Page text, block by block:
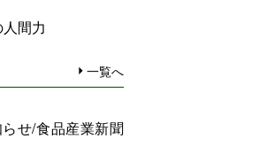
人間力
一覧へ
せ/食品産業新聞